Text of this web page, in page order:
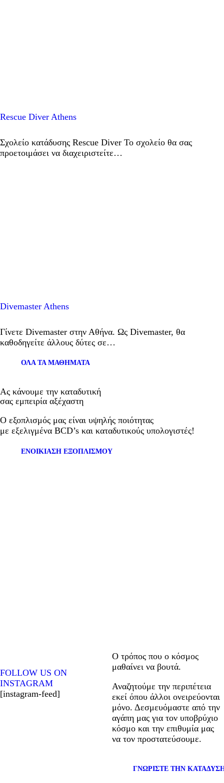
Rescue Diver Athens
Σχολείο κατάδυσης Rescue Diver Το σχολείο θα σας
προετοιμάσει να διαχειριστείτε…
Divemaster Athens
Γίνετε Divemaster στην Αθήνα. Ως Divemaster, θα
καθοδηγείτε άλλους δύτες σε…
ΟΛΑ ΤΑ ΜΑΘΗΜΑΤΑ
Ας κάνουμε την καταδυτική
σας εμπειρία αξέχαστη
Ο εξοπλισμός μας είναι υψηλής ποιότητας
με εξελιγμένα BCD’s και καταδυτικούς υπολογιστές!
ΕΝΟΙΚΊΑΣΗ ΕΞΟΠΛΙΣΜΟΎ
Ο τρόπος που ο κόσμος
μαθαίνει να βουτά.
Αναζητούμε την περιπέτεια
εκεί όπου άλλοι ονειρεύονται
μόνο. Δεσμευόμαστε από την
αγάπη μας για τον υποβρύχιο
κόσμο και την επιθυμία μας
να τον προστατεύσουμε.
ΓΝΩΡΙΣΤΕ ΤΗΝ
FOLLOW US ON
INSTAGRAM
[instagram-feed]